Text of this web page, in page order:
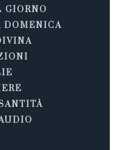
GIORNO
DOMENICA